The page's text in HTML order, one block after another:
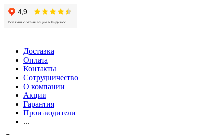
Доставка
Оплата
Контакты
Сотрудничество
О компании
Акции
Гарантия
Производители
...